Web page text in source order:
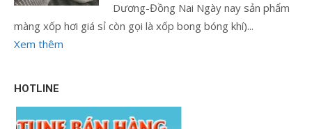
Dương-Đồng Nai Ngày nay sản phẩm
màng xốp hơi giá sỉ còn gọi là xốp bong bóng khí)...
Xem thêm
HOTLINE